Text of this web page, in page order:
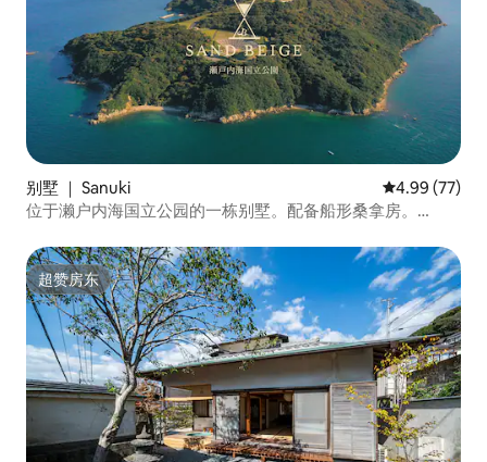
别墅 ｜ Sanuki 平均评分
4.99 (77)
位于濑户内海国立公园的一栋别墅。配备船形桑拿房。
超赞房东
超赞房东